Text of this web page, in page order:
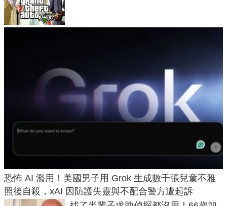
恐怖 AI 濫用！美國男子用 Grok 生成數千張兒童不雅
照後自殺，xAI 因防護失靈與不配合警方遭起訴